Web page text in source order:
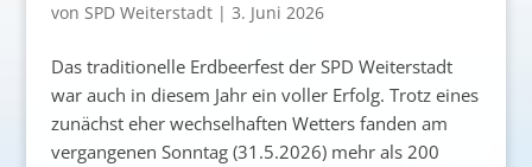
von SPD Weiterstadt| 3. Juni 2026
Das traditionelle Erdbeerfest der SPD Weiterstadt
war auch in diesem Jahr ein voller Erfolg. Trotz eines
zunächst eher wechselhaften Wetters fanden am
vergangenen Sonntag (31.5.2026) mehr als 200